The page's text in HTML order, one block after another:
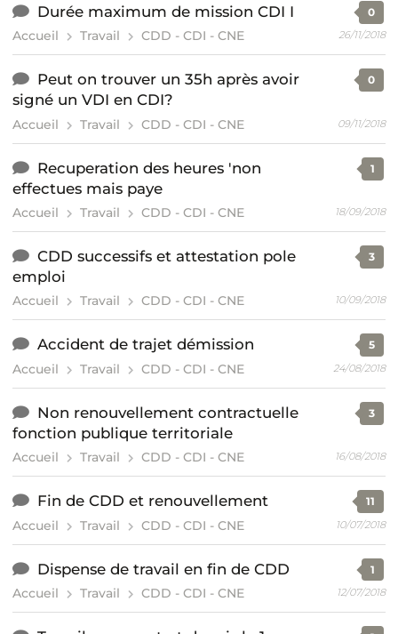
Durée maximum de mission CDI I
Accueil Travail CDD - CDI - CNE
0
26/11/2018
Peut on trouver un 35h après avoir
signé un VDI en CDI?
Accueil Travail CDD - CDI - CNE
0
09/11/2018
Recuperation des heures 'non
effectues mais paye
Accueil Travail CDD - CDI - CNE
1
18/09/2018
CDD successifs et attestation pole
emploi
Accueil Travail CDD - CDI - CNE
3
10/09/2018
Accident de trajet démission
Accueil Travail CDD - CDI - CNE
5
24/08/2018
Non renouvellement contractuelle
fonction publique territoriale
Accueil Travail CDD - CDI - CNE
3
16/08/2018
Fin de CDD et renouvellement
Accueil Travail CDD - CDI - CNE
11
10/07/2018
Dispense de travail en fin de CDD
Accueil Travail CDD - CDI - CNE
1
12/07/2018